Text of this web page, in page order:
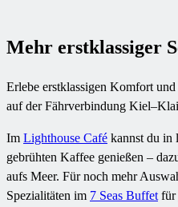
Mehr erstklassiger
Erlebe erstklassigen Komfort
auf der Fährverbindung
Im Lighthouse Café kannst du in
gebrühten Kaffee genießen –
aufs Meer. Für noch mehr
Spezialitäten im 7 Seas Buffet für